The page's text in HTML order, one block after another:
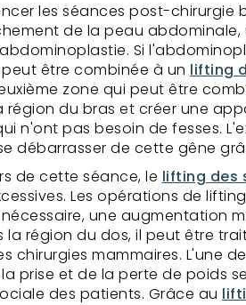
les séances post-chirurgie
de la peau
Si
être combinée à un lifting
zone qui peut être
du bras et créer une
n'ont pas besoin de fesses.
débarrasser de cette gêne
de cette séance, le lifting des
Les opérations de
une augmentation
région du dos, il peut être
chirurgies mammaires. L'une
prise et de la perte de poids
des patients. Grâce au